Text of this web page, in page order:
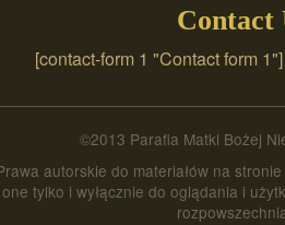
Contact
[contact-form 1 "Contact form 1"]
©2013 Parafia Matki Bożej
autorskie do materiałów na
one tylko i wyłącznie do oglądania i